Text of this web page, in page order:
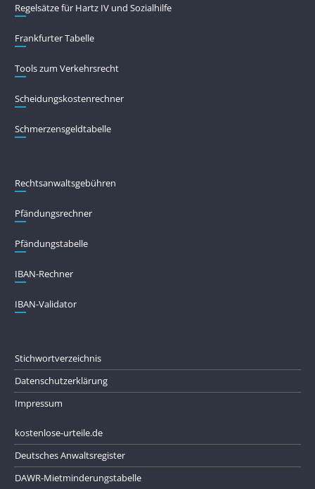
Regelsätze für Hartz IV und Sozialhilfe
Frankfurter Tabelle
Tools zum Verkehrsrecht
Scheidungskostenrechner
Schmerzensgeldtabelle
Rechtsanwaltsgebühren
Pfändungs­rechner
Pfändungs­tabelle
IBAN-Rechner
IBAN-Validator
Stichwortverzeichnis
Datenschutzerklärung
Impressum
kostenlose-urteile.de
Deutsches Anwaltsregister
DAWR-Mietminderungstabelle